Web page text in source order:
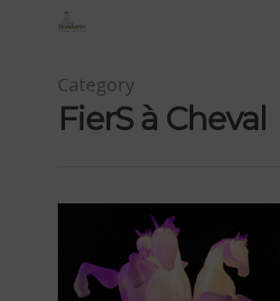
Category
FierS à Cheval